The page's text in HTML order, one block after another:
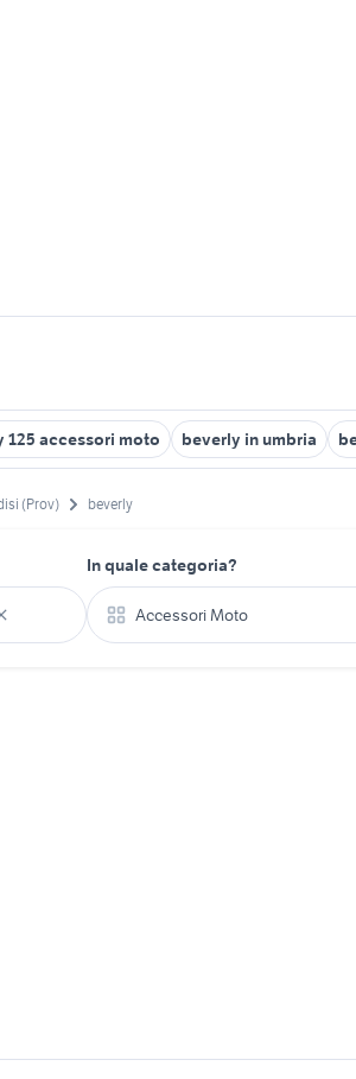
125 accessori moto beverly in umbria
(Prov) beverly
In quale categoria?
Accessori Moto